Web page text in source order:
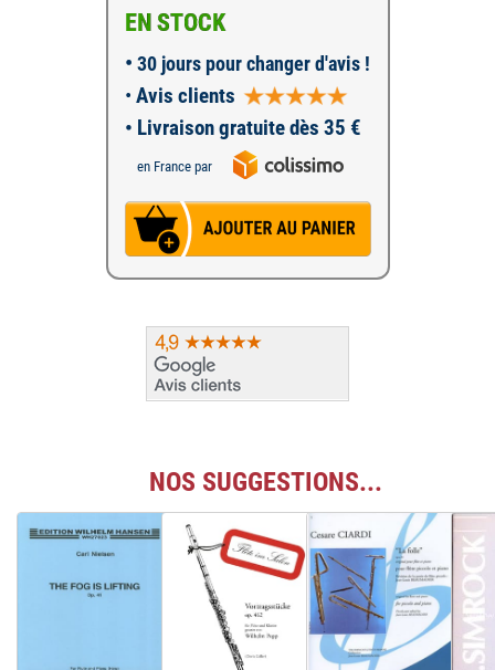
EN STOCK
• 30 jours pour changer d'avis !
• Avis clients
• Livraison gratuite dès 35 €
en France par
NOS SUGGESTIONS...